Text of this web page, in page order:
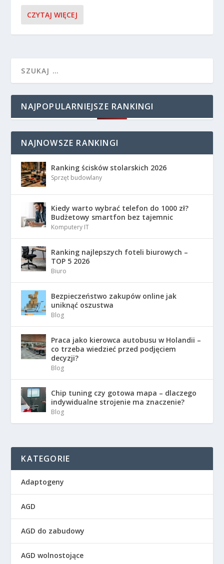
CZYTAJ WIĘCEJ
NAJPOPULARNIEJSZE RANKINGI
NAJNOWSZE RANKINGI
Ranking ścisków stolarskich 2026
Sprzęt budowlany
Kiedy warto wybrać telefon do 1000 zł?
Budżetowy smartfon bez tajemnic
Komputery IT
Ranking najlepszych foteli biurowych –
TOP 5 2026
Biuro
Bezpieczeństwo zakupów online jak
uniknąć oszustwa
Blog
Praca jako kierowca autobusu w Holandii –
co trzeba wiedzieć przed podjęciem
decyzji?
Blog
Chip tuning czy gotowa mapa – dlaczego
indywidualne strojenie ma znaczenie?
Blog
KATEGORIE
Adaptogeny
AGD
AGD do zabudowy
AGD wolnostojące